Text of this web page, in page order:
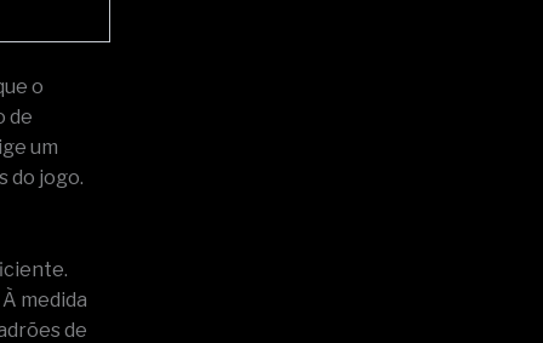
o
de
um
do jogo.
medida
de